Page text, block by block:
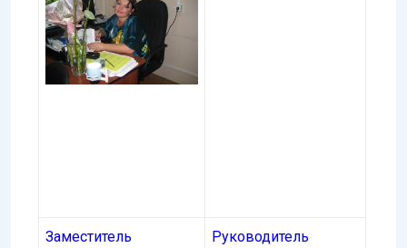
Заместитель
Руководитель